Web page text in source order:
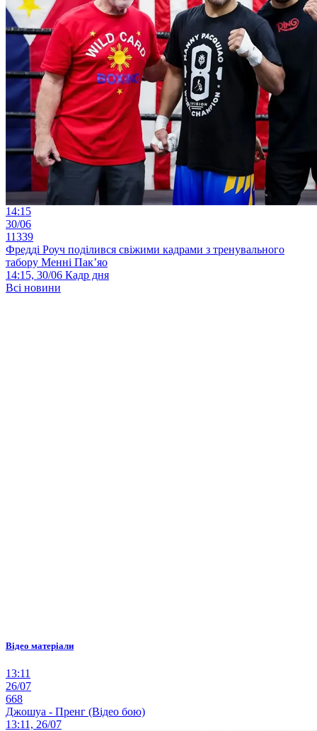
14:15
30/06
11339
Фредді Роуч поділився свіжими кадрами з тренувального
табору Менні Пак’яо
14:15, 30/06 Кадр дня
Всі новини
Відео матеріали
13:11
26/07
668
Джошуа - Пренг (Відео бою)
13:11, 26/07